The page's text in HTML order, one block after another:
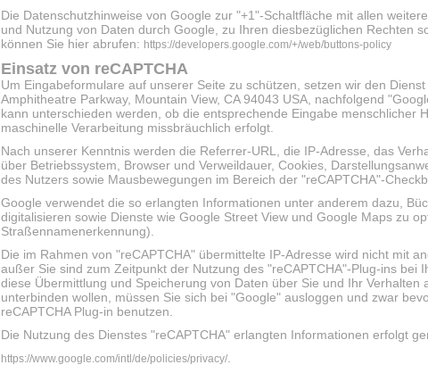
Die Datenschutzhinweise von Google zur "+1"-Schaltfläche mit allen
und Nutzung von Daten durch Google, zu Ihren diesbezüglichen Rechten
können Sie hier abrufen: https://developers.google.com/+/web/buttons-policy
Einsatz von reCAPTCHA
Um Eingabeformulare auf unserer Seite zu schützen, setzen wir den
Amphitheatre Parkway, Mountain View, CA 94043 USA, nachfolgend
kann unterschieden werden, ob die entsprechende Eingabe menschlicher
maschinelle Verarbeitung missbräuchlich erfolgt.
Nach unserer Kenntnis werden die Referrer-URL, die IP-Adresse, das
über Betriebssystem, Browser und Verweildauer, Cookies,
des Nutzers sowie Mausbewegungen im Bereich der "reCAPTCHA"-
Google verwendet die so erlangten Informationen unter anderem dazu,
digitalisieren sowie Dienste wie Google Street View und Google Maps zu
Straßennamenerkennung).
Die im Rahmen von "reCAPTCHA" übermittelte IP-Adresse wird nicht mit
außer Sie sind zum Zeitpunkt der Nutzung des "reCAPTCHA"-Plug-ins bei
diese Übermittlung und Speicherung von Daten über Sie und Ihr Verhalten
unterbinden wollen, müssen Sie sich bei "Google" ausloggen und zwar
reCAPTCHA Plug-in benutzen.
Die Nutzung des Dienstes "reCAPTCHA" erlangten Informationen erfolgt
https://www.google.com/intl/de/policies/privacy/